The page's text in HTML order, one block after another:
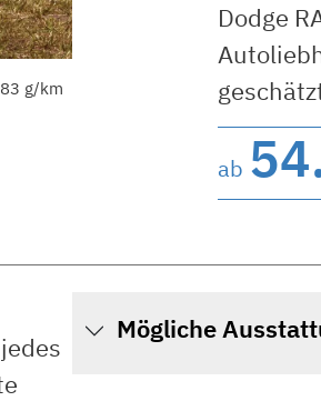
g/km
Dodge
ab
Mögliche